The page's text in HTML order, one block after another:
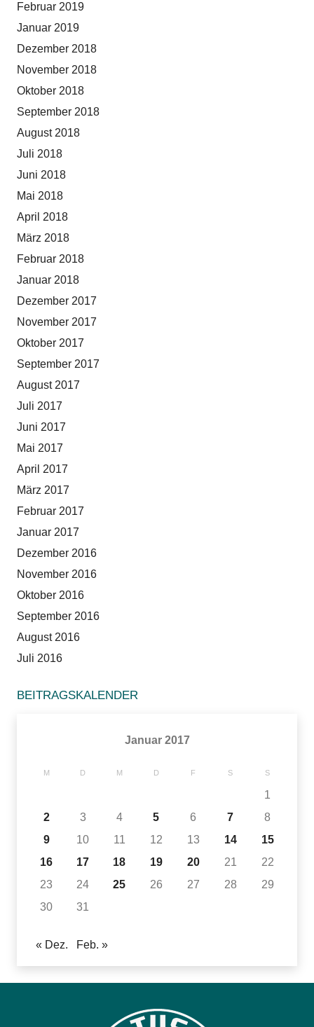
Februar 2019
Januar 2019
Dezember 2018
November 2018
Oktober 2018
September 2018
August 2018
Juli 2018
Juni 2018
Mai 2018
April 2018
März 2018
Februar 2018
Januar 2018
Dezember 2017
November 2017
Oktober 2017
September 2017
August 2017
Juli 2017
Juni 2017
Mai 2017
April 2017
März 2017
Februar 2017
Januar 2017
Dezember 2016
November 2016
Oktober 2016
September 2016
August 2016
Juli 2016
BEITRAGSKALENDER
Januar 2017
M D M D F S S
1
2
3 4 5 6 7
8
9
10 11 12 13 14
15
16
17 18 19 20 21
22
23
24 25 26 27 28
29
30
31
« Dez. Feb. »